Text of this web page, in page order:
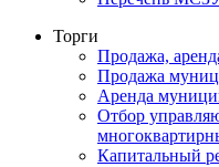
Торги
Продажа,
Продажа
Аренда
Отбор
Капитальный